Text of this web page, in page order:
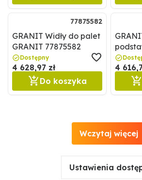
77875582
GRANIT Widły do palet
GRANIT 77875582
Dostępny
4 628,97 zł
Do koszyka
4
Wczytaj więcej
Ustawienia